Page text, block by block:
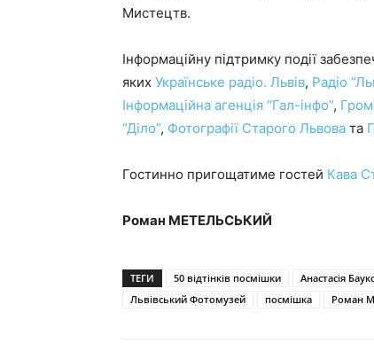
Мистецтв.
Інформаційну підтримку події
яких Українське радіо. Львів, Радіо
Інформаційна агенція “Гал-інфо”,
“Діло”, Фотографії Старого Львова та
Гостинно пригощатиме гостей Кава
Роман МЕТЕЛЬСЬКИЙ
ТЕГИ 50 відтінків посмішки Анастасія
Львівський Фотомузей
посмішка Роман